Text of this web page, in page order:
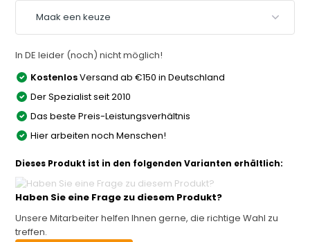
In DE leider (noch) nicht möglich!
KostenlosVersand ab €150 in Deutschland
Der Spezialist seit 2010
Das beste Preis-Leistungsverhältnis
Hier arbeiten noch Menschen!
Dieses Produkt ist in den folgenden Varianten erhältlich:
Haben Sie eine Frage zu diesem Produkt?
Unsere Mitarbeiter helfen Ihnen gerne, die richtige Wahl zu
treffen.